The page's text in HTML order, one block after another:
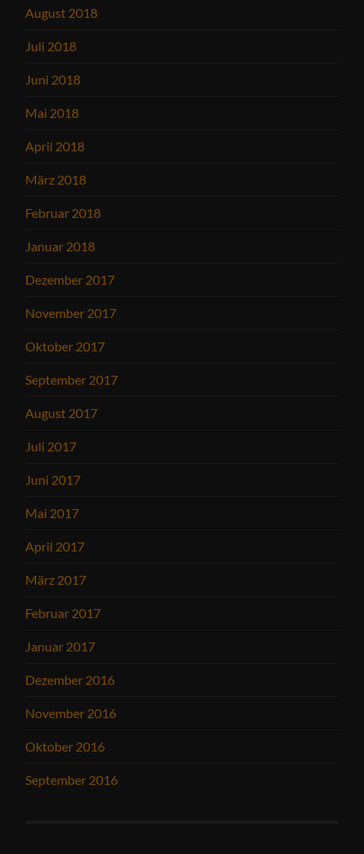
August 2018
Juli 2018
Juni 2018
Mai 2018
April 2018
März 2018
Februar 2018
Januar 2018
Dezember 2017
November 2017
Oktober 2017
September 2017
August 2017
Juli 2017
Juni 2017
Mai 2017
April 2017
März 2017
Februar 2017
Januar 2017
Dezember 2016
November 2016
Oktober 2016
September 2016